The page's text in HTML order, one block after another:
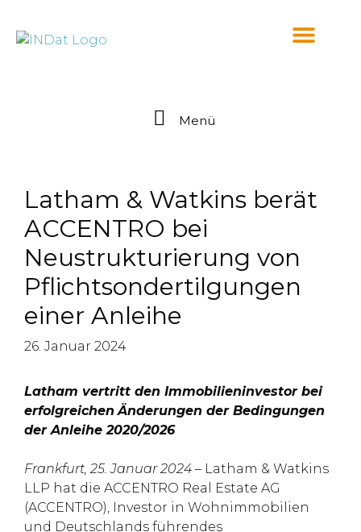
Menü
Latham & Watkins berät
ACCENTRO bei
Neustrukturierung von
Pflichtsondertilgungen
einer Anleihe
26. Januar 2024
Latham vertritt den Immobilieninvestor bei
erfolgreichen Änderungen der Bedingungen
der Anleihe 2020/2026
Frankfurt, 25. Januar 2024 – Latham & Watkins
LLP hat die ACCENTRO Real Estate AG
(ACCENTRO), Investor in Wohnimmobilien
und Deutschlands führendes